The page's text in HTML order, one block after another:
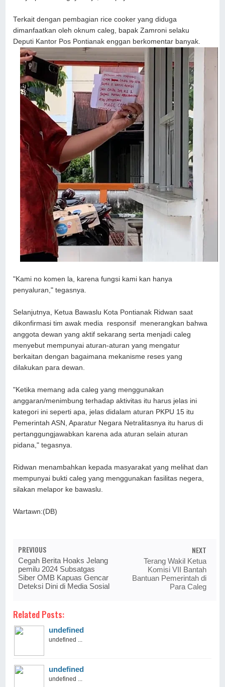
Terkait dengan pembagian rice cooker yang diduga
dimanfaatkan oleh oknum caleg, bapak Zamroni selaku
Deputi Kantor Pos Pontianak enggan berkomentar banyak.
"Kami no komen la, karena fungsi kami kan hanya
penyaluran," tegasnya.
Selanjutnya, Ketua Bawaslu Kota Pontianak Ridwan saat
dikonfirmasi tim awak media responsif menerangkan bahwa
anggota dewan yang aktif sekarang serta menjadi caleg
menyebut mempunyai aturan-aturan yang mengatur
berkaitan dengan bagaimana mekanisme reses yang
dilakukan para dewan.
"Ketika memang ada caleg yang menggunakan
anggaran/menimbung terhadap aktivitas itu harus jelas ini
kategori ini seperti apa, jelas didalam aturan PKPU 15 itu
Pemerintah ASN, Aparatur Negara Netralitasnya itu harus di
pertanggungjawabkan karena ada aturan selain aturan
pidana," tegasnya.
Ridwan menambahkan kepada masyarakat yang melihat dan
mempunyai bukti caleg yang menggunakan fasilitas negera,
silakan melapor ke bawaslu.
Wartawn:(DB)
PREVIOUS
Cegah Berita Hoaks Jelang
pemilu 2024 Subsatgas
Siber OMB Kapuas Gencar
Deteksi Dini di Media Sosial
NEXT
Terang Wakil Ketua
Komisi VII Bantah
Bantuan Pemerintah di
Para Caleg
Related Posts:
undefined
undefined ...
undefined
undefined ...